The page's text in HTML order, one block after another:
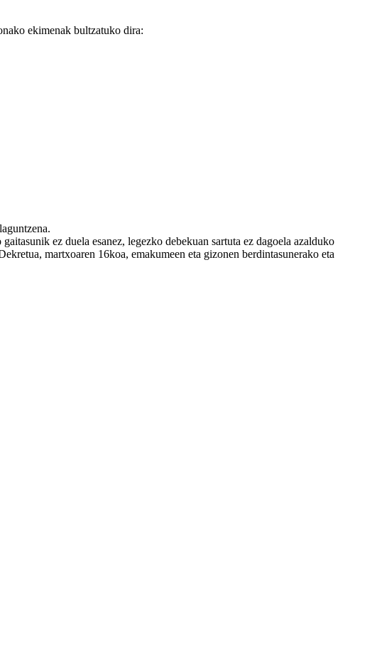
ekimenak bultzatuko dira:
ez duela esanez, legezko debekuan sartuta ez dagoela azalduko
martxoaren 16koa, emakumeen eta gizonen berdintasunerako eta